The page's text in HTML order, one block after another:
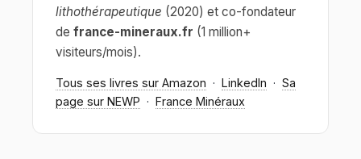
lithothérapeutique (2020) et co-fondateur
de france-mineraux.fr (1 million+
visiteurs/mois).
Tous ses livres sur Amazon · LinkedIn · Sa
page sur NEWP · France Minéraux